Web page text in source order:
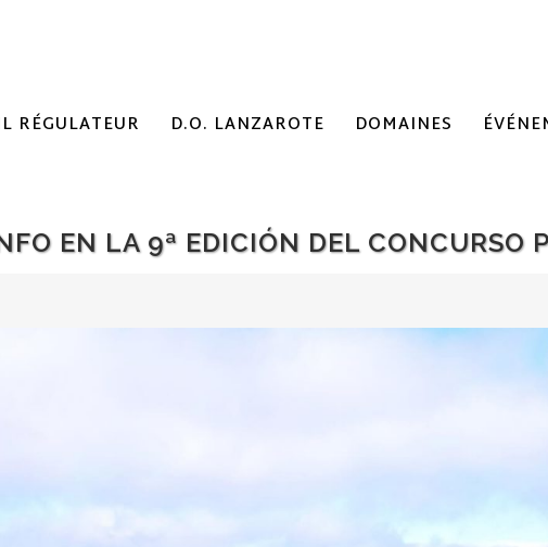
RÉGULATEUR D.O. LANZAROTE DOMAINES
EN LA 9ª EDICIÓN DEL CONCURSO